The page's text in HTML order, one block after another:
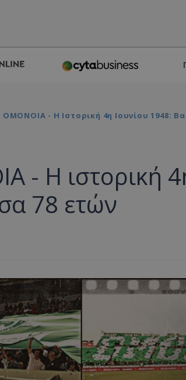
ΟΜΟΝΟΙΑ - Η Ιστορική 4η Ιουνίου 1948:
- Η ιστορική
78 ετών